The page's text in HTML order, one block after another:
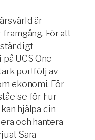
är
För att
UCS One
portfölj av
ekonomi. För
för hur
hjälpa din
och hantera
Sara